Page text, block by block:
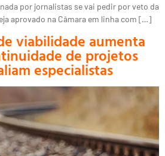
por jornalistas se vai pedir por veto da
aprovado na Câmara em linha com […]
viabilidade aumenta
de projetos
especialistas